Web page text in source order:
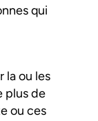
qui
la ou les
plus de
ou ces